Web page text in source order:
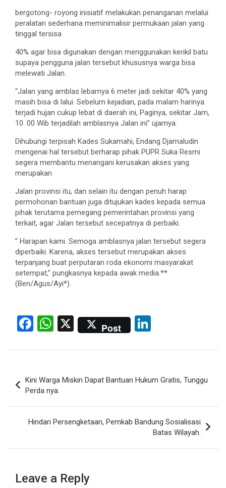
bergotong- royong inisiatif melakukan penanganan melalui
peralatan sederhana meminimalisir permukaan jalan yang
tinggal tersisa
40% agar bisa digunakan dengan menggunakan kerikil batu
supaya pengguna jalan tersebut khususnya warga bisa
melewati Jalan.
“Jalan yang amblas lebarnya 6 meter jadi sekitar 40% yang
masih bisa di lalui. Sebelum kejadian, pada malam harinya
terjadi hujan cukup lebat di daerah ini, Paginya, sekitar Jam,
10. 00 Wib terjadilah amblasnya Jalan ini” ujarnya.
Dihubungi terpisah Kades Sukamahi, Endang Djamaludin
mengenai hal tersebut berharap pihak PUPR Suka Resmi
segera membantu menangani kerusakan akses yang
merupakan
Jalan provinsi itu, dan selain itu dengan penuh harap
permohonan bantuan juga ditujukan kades kepada semua
pihak terutama pemegang pemerintahan provinsi yang
terkait, agar Jalan tersebut secepatnya di perbaiki.
” Harapan kami. Semoga amblasnya jalan tersebut segera
diperbaiki. Karena, akses tersebut merupakan akses
terpanjang buat perputaran roda ekonomi masyarakat
setempat,” pungkasnya kepada awak media.**
(Ben/Agus/Ayi*).
F
ce
b
o
o
k
W
at
A
p
p
X Post
ke
dI
n
navigation
Kini Warga Miskin Dapat Bantuan Hukum Gratis, Tunggu
Perda nya.
Hindari Persengketaan, Pemkab Bandung Sosialisasi
Batas Wilayah.
Leave a Reply